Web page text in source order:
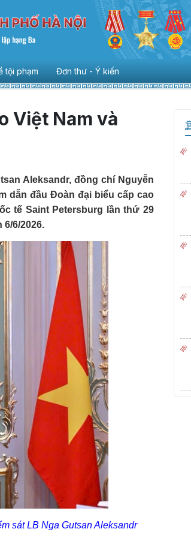
tội phạm Đơn thư - Ý kiến
Việt Nam và
Aleksandr, đồng chí Nguyễn
dẫn đầu Đoàn đại biểu cấp cao
tế Saint Petersburg lần thứ 29
6/2026.
sát LB Nga Gutsan Aleksandr